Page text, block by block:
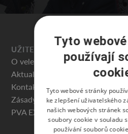
UŽITEČNÉ
O veletrhu
Aktuality
Kontakty
Zásady ochrany osobních údajů
PVA EXPO PRAHA
Tyto
používají
Tyto webové stránky
ke zlepšení uživatelského
našich webových stránek
soubory cookie v souladu
používání souborů